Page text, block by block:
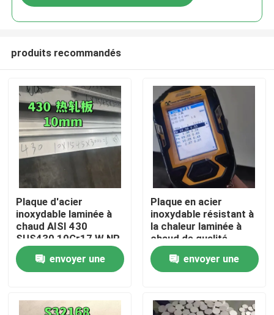
À la maison
Produits
Vidéos
produits recommandés
Plaque d'acier
inoxydable laminée à
chaud AISI 430
SUS430 10Cr17 W.NR
1.4016 Surface NO.1
10*1500*6000
envoyer une
Plaque en acier
inoxydable résistant à
la chaleur laminée à
chaud de qualité
253MA / S30815 avec
surface de décapage
envoyer une